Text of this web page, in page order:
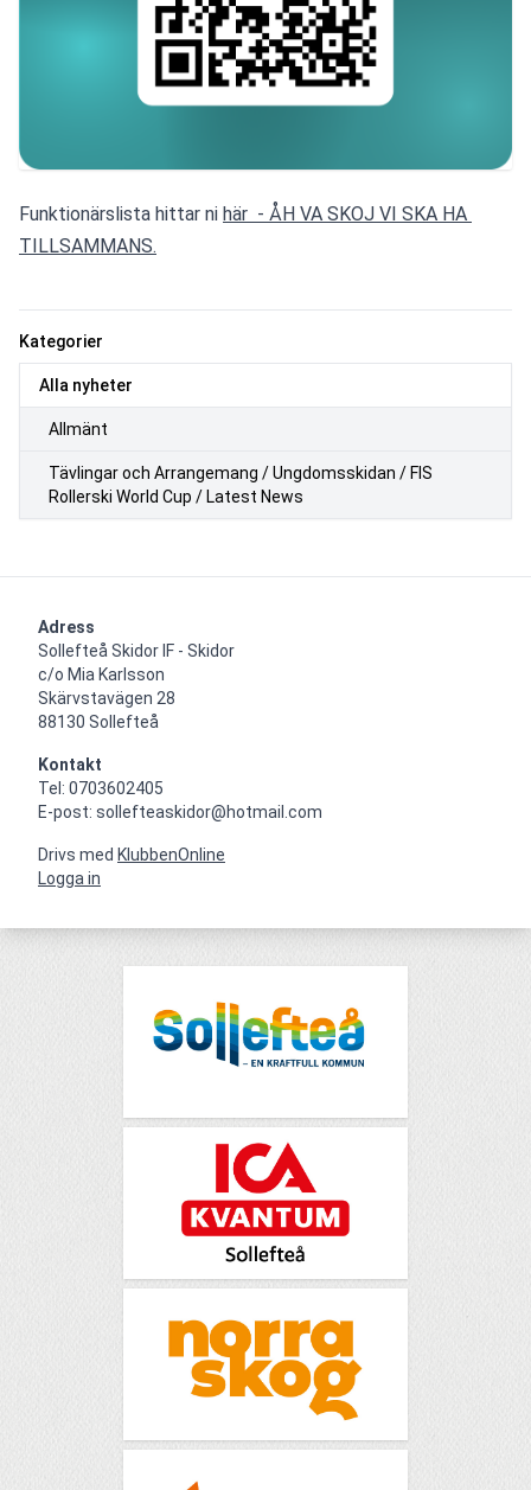
Kategorier
Alla nyheter
Allmänt
Tävlingar och Arrangemang / Ungdomsskidan / FIS
Rollerski World Cup / Latest News
Funktionärslista hittar ni här  - ÅH VA SKOJ VI SKA HA
TILLSAMMANS.
Adress
Sollefteå Skidor IF - Skidor
c/o Mia Karlsson
Skärvstavägen 28
88130 Sollefteå
Kontakt
Tel: 0703602405
E-post: sollefteaskidor@hotmail.com
Drivs med KlubbenOnline
Logga in